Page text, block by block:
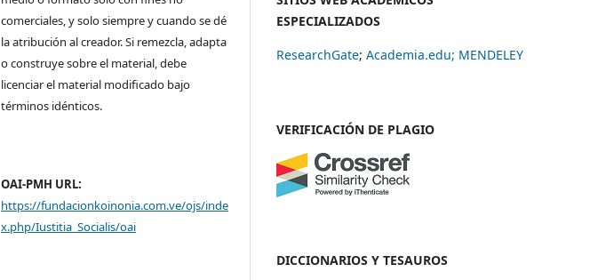
comerciales, y solo siempre y cuando se dé
la atribución al creador. Si remezcla, adapta
o construye sobre el material, debe
licenciar el material modificado bajo
términos idénticos.
OAI-PMH URL:
https://fundacionkoinonia.com.ve/ojs/inde
x.php/Iustitia_Socialis/oai
ESPECIALIZADOS
ResearchGate; Academia.edu; MENDELEY
VERIFICACIÓN DE PLAGIO
DICCIONARIOS Y TESAUROS